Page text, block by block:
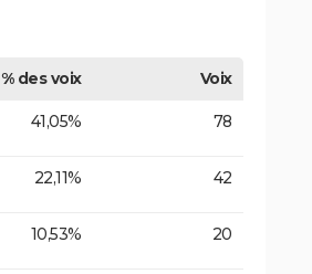
% des voix
Voix
41,05% 78
22,11% 42
10,53% 20